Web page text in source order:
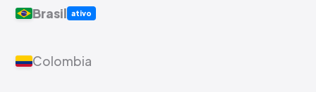
Brasil ativo
Colombia